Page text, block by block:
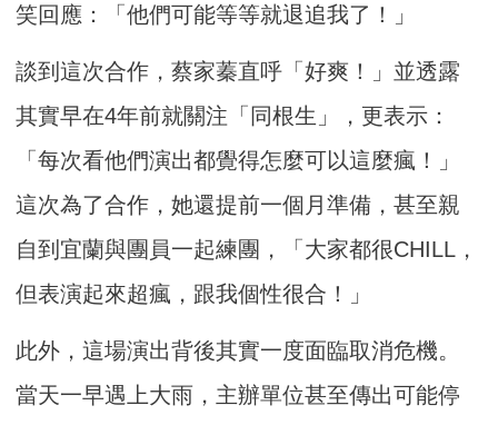
笑回應：「他們可能等等就退追我了！」
談到這次合作，蔡家蓁直呼「好爽！」並透露
其實早在4年前就關注「同根生」，更表示：
「每次看他們演出都覺得怎麼可以這麼瘋！」
這次為了合作，她還提前一個月準備，甚至親
自到宜蘭與團員一起練團，「大家都很CHILL，
但表演起來超瘋，跟我個性很合！」
此外，這場演出背後其實一度面臨取消危機。
當天一早遇上大雨，主辦單位甚至傳出可能停